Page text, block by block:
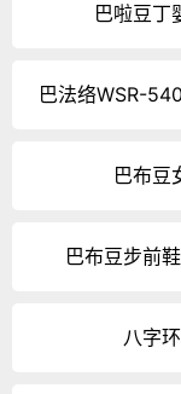
巴啦豆丁
巴法络WSR-
巴布豆
巴布豆步前
八字